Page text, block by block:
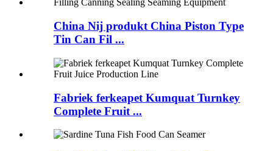
China Nij produkt China Piston Type
Tin Can Fil ...
Fabriek ferkeapet Kumquat Turnkey
Complete Fruit ...